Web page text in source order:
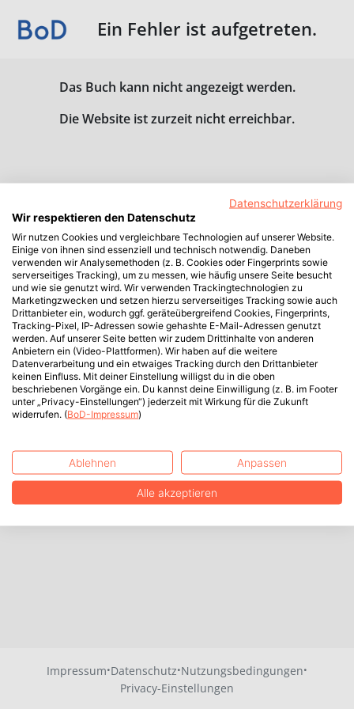
Ein Fehler ist aufgetreten.
Das Buch kann nicht angezeigt werden.
Die Website ist zurzeit nicht erreichbar.
Impressum·Datenschutz·Nutzungsbedingungen·
Privacy-Einstellungen
Datenschutzerklärung
Wir respektieren den Datenschutz
Wir nutzen Cookies und vergleichbare Technologien auf unserer Website.
Einige von ihnen sind essenziell und technisch notwendig. Daneben
verwenden wir Analysemethoden (z. B. Cookies oder Fingerprints sowie
serverseitiges Tracking), um zu messen, wie häufig unsere Seite besucht
und wie sie genutzt wird. Wir verwenden Trackingtechnologien zu
Marketingzwecken und setzen hierzu serverseitiges Tracking sowie auch
Drittanbieter ein, wodurch ggf. geräteübergreifend Cookies, Fingerprints,
Tracking-Pixel, IP-Adressen sowie gehashte E-Mail-Adressen genutzt
werden. Auf unserer Seite betten wir zudem Drittinhalte von anderen
Anbietern ein (Video-Plattformen). Wir haben auf die weitere
Datenverarbeitung und ein etwaiges Tracking durch den Drittanbieter
keinen Einfluss. Mit deiner Einstellung willigst du in die oben
beschriebenen Vorgänge ein. Du kannst deine Einwilligung (z. B. im Footer
unter „Privacy-Einstellungen“) jederzeit mit Wirkung für die Zukunft
widerrufen. (BoD-Impressum)
Ablehnen Anpassen
Alle akzeptieren